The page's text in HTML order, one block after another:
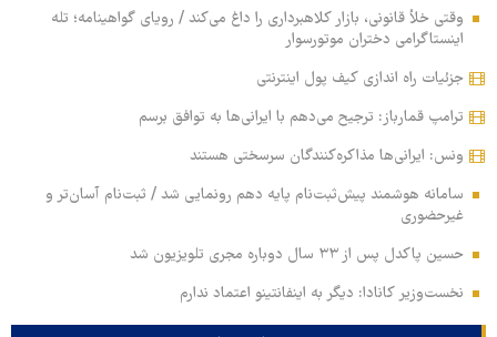
وقتی خلأ قانونی، بازار کلاهبرداری را داغ می‌کند / رویای گواهینامه؛ تله
اینستاگرامی دختران موتورسوار
جزئیات راه اندازی کیف پول اینترنتی
ترامپ قمارباز: ترجیح می‌دهم با ایرانی‌ها به توافق برسم
ونس: ایرانی‌ها مذاکره‌کنندگان سرسختی هستند
سامانه هوشمند پیش‌ثبت‌نام پایه دهم رونمایی شد / ثبت‌نام آسان‌تر و
غیرحضوری
حسین پاکدل پس از ۳۳ سال دوباره مجری تلویزیون شد
نخست‌وزیر کانادا: دیگر به اینفانتینو اعتماد ندارم